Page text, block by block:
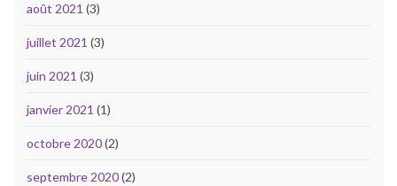
août 2021 (3)
juillet 2021 (3)
juin 2021 (3)
janvier 2021 (1)
octobre 2020(2)
septembre 2020(2)